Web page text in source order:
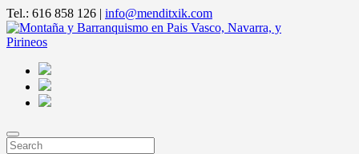
Tel.: 616 858 126 | info@menditxik.com